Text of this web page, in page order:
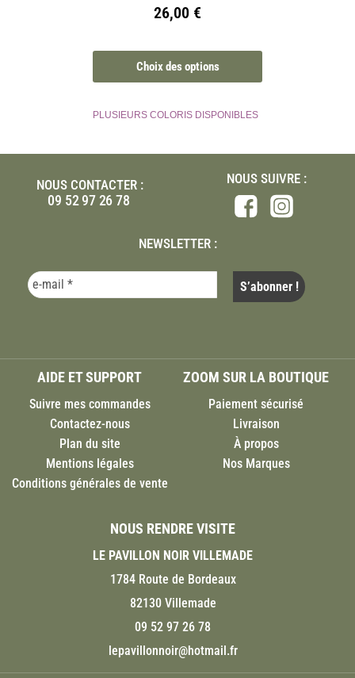
26,00 €
Choix des options
PLUSIEURS COLORIS DISPONIBLES
NOUS CONTACTER :
09 52 97 26 78
NOUS SUIVRE :
NEWSLETTER :
AIDE ET SUPPORT
Suivre mes commandes
Contactez-nous
Plan du site
Mentions légales
Conditions générales de vente
ZOOM SUR LA BOUTIQUE
Paiement sécurisé
Livraison
À propos
Nos Marques
NOUS RENDRE VISITE
LE PAVILLON NOIR VILLEMADE
1784 Route de Bordeaux
82130 Villemade
09 52 97 26 78
lepavillonnoir@hotmail.fr